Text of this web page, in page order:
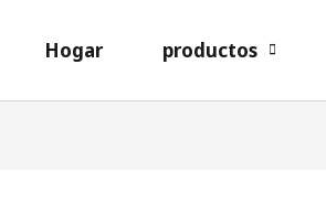
Hogar productos